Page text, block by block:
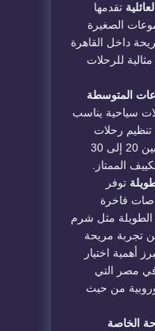
تقدمها
الصغيرة
داخل القاهرة
للرحلات
المتوسطة
سياحية يناسب
رحلات
داخلية، مع سعة تتراوح بين 20 إلى 30
الممتاز.
توفر
فاخرة
الطويلة مثل شرم
تجربة مريحة
أهمية اختيار
مصر التي
من حيث